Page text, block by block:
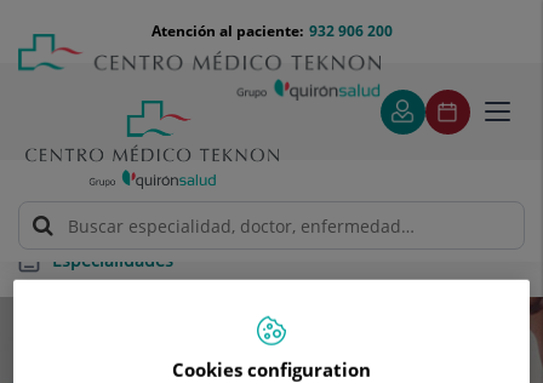
contenido
Menú
teléfono
cabecera
932 906 200
Atención al paciente:
Especialidades
Especialidades
Cookies configuration